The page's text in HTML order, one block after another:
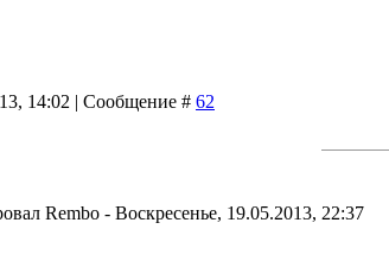
14:02 | Сообщение # 62
Rembo - Воскресенье, 19.05.2013, 22:37